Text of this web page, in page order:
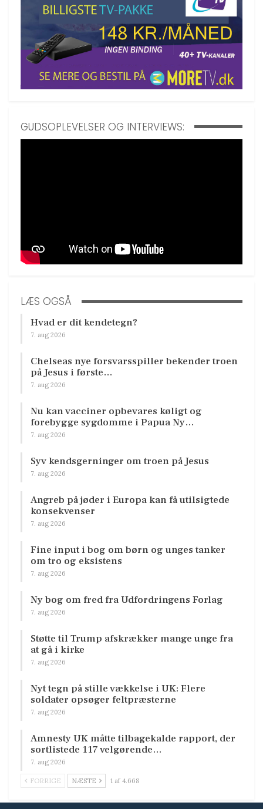
GUDSOPLEVELSER OG INTERVIEWS:
LÆS OGSÅ
Hvad er dit kendetegn?
7. aug 2026
Chelseas nye forsvarsspiller bekender troen
på Jesus i første…
7. aug 2026
Nu kan vacciner opbevares køligt og
forebygge sygdomme i Papua Ny…
7. aug 2026
Syv kendsgerninger om troen på Jesus
7. aug 2026
Angreb på jøder i Europa kan få utilsigtede
konsekvenser
7. aug 2026
Fine input i bog om børn og unges tanker
om tro og eksistens
7. aug 2026
Ny bog om fred fra Udfordringens Forlag
7. aug 2026
Støtte til Trump afskrækker mange unge fra
at gå i kirke
7. aug 2026
Nyt tegn på stille vækkelse i UK: Flere
soldater opsøger feltpræsterne
7. aug 2026
Amnesty UK måtte tilbagekalde rapport, der
sortlistede 117 velgørende…
7. aug 2026
FORRIGE NÆSTE 1 af 4.668